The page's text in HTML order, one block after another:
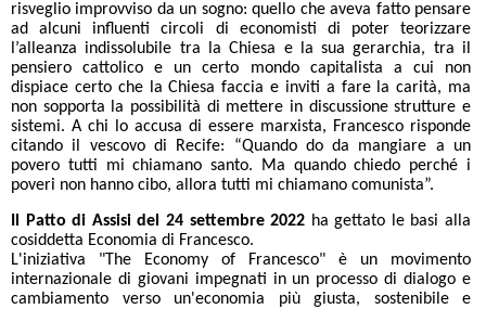
risveglio improvviso da un sogno: quello che aveva fatto pensare
ad alcuni influenti circoli di economisti di poter teorizzare
l’alleanza indissolubile tra la Chiesa e la sua gerarchia, tra il
pensiero cattolico e un certo mondo capitalista a cui non
dispiace certo che la Chiesa faccia e inviti a fare la carità, ma
non sopporta la possibilità di mettere in discussione strutture e
sistemi. A chi lo accusa di essere marxista, Francesco risponde
citando il vescovo di Recife: “Quando do da mangiare a un
povero tutti mi chiamano santo. Ma quando chiedo perché i
poveri non hanno cibo, allora tutti mi chiamano comunista”.
Il Patto di Assisi del 24 settembre 2022 ha gettato le basi alla
cosiddetta Economia di Francesco.
L'iniziativa "The Economy of Francesco" è un movimento
internazionale di giovani impegnati in un processo di dialogo e
cambiamento verso un'economia più giusta, sostenibile e